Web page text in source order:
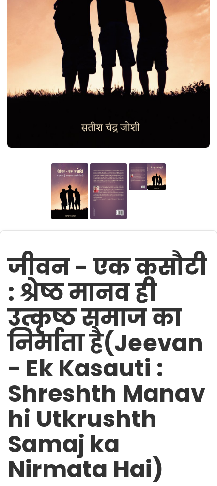
जीवन - एक कसौटी
: श्रेष्ठ मानव ही
उत्कृष्ठ समाज का
निर्माता है(Jeevan
- Ek Kasauti :
Shreshth Manav
hi Utkrushth
Samaj ka
Nirmata Hai)